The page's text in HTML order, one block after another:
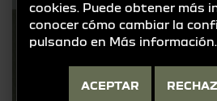
cookies. Puede obtener más
conocer cómo cambiar la
pulsando en Más información
ACEPTAR